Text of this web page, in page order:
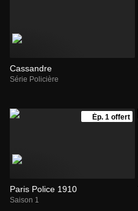
Cassandre
Série Policière
Ép. 1 offert
Paris Police 1910
Saison 1